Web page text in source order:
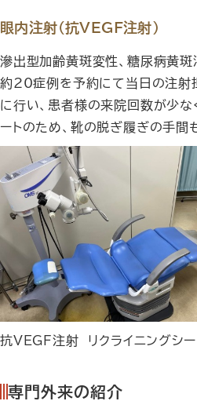
眼内注射（抗VEGF注射）
滲出型加齢黄斑変性、糖尿病黄斑
約20症例を予約にて当日の注射
に行い、患者様の来院回数が少な
ートのため、靴の脱ぎ履ぎの手間
抗VEGF注射 リクライニングシー
専門外来の紹介